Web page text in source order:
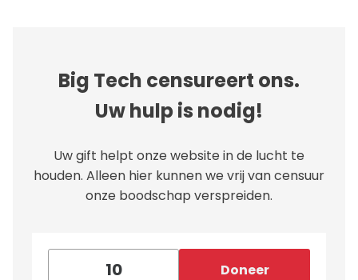
Big Tech censureert ons.
Uw hulp is nodig!
Uw gift helpt onze website in de lucht te
houden. Alleen hier kunnen we vrij van censuur
onze boodschap verspreiden.
Doneer